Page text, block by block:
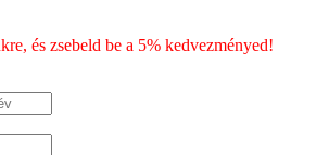
és zsebeld be a 5% kedvezményed!